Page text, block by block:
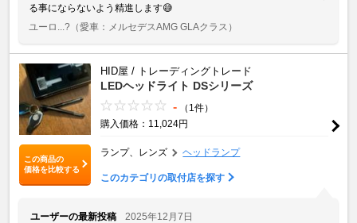
る事にならないよう精進します😅
ユーロ...? （愛車：メルセデスAMG GLAクラス）
この商品の
価格を比較する
HID屋 / トレーディングトレード
LEDヘッドライト DSシリーズ
-
（1件）
購入価格：11,024円
ランプ、レンズ ヘッドランプ
このカテゴリの取付店を探す
ユーザーの最新投稿
2025年12月7日